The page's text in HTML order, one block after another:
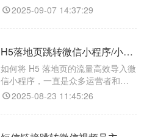
升转化率和用户互动的关键需
解决方案，能够有效简化流程。它
跳转、数据统计跟踪等全方位功
能，帮助企业和创作者实现无缝引
流，同时支持多种场景如广告文
章、评论区和社交媒体推广，确保
2025-09-07 14:37:29
H5落地页跳转微信小程序/小程序任意页面/小程序码的操作方式是什么？
如何将 H5 落地页的流量高效导入微
信小程序，一直是众多运营者和开
发者头疼的问题。别担心，今天就
链】，它能帮你轻松实现 H5 落地页
2025-08-23 11:45:26